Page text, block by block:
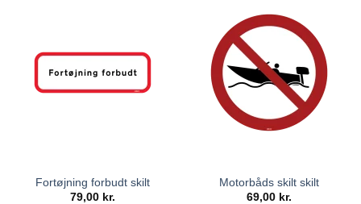
Fortøjning forbudt skilt
79,00 kr.
Motorbåds skilt skilt
69,00 kr.